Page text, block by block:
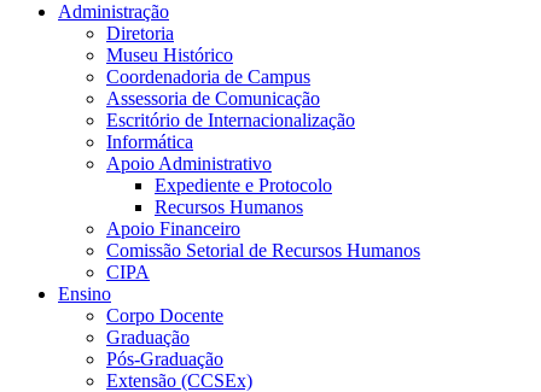
Administração
Diretoria
Museu Histórico
Coordenadoria de Campus
Assessoria de Comunicação
Escritório de Internacionalização
Informática
Apoio Administrativo
Expediente e Protocolo
Recursos Humanos
Apoio Financeiro
Comissão Setorial de Recursos Humanos
CIPA
Ensino
Corpo Docente
Graduação
Pós-Graduação
Extensão (CCSEx)